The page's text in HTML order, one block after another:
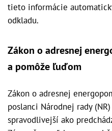
tieto informácie
odkladu.
Zákon o adresnej
a pomôže ľuďom
Zákon o adresnej
poslanci Národnej rady
spravodlivejší ako